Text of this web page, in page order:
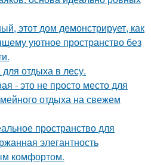
этот дом демонстрирует, как
уютное пространство без
отдыха в лесу.
- это не просто место для
отдыха на свежем
пространство для
элегантность
комфортом.